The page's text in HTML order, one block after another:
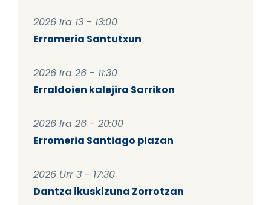
2026 Ira 13 - 13:00
Erromeria Santutxun
2026 Ira 26 - 11:30
Erraldoien kalejira Sarrikon
2026 Ira 26 - 20:00
Erromeria Santiago plazan
2026 Urr 3 - 17:30
Dantza ikuskizuna Zorrotzan